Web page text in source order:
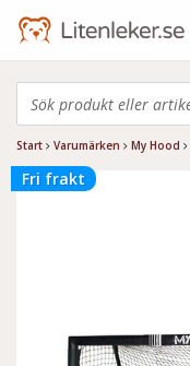
Start Varumärken My Hood
Fri frakt